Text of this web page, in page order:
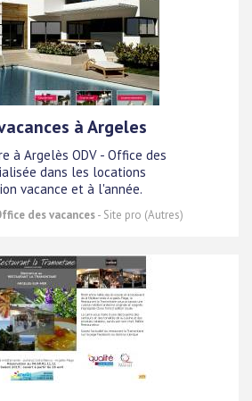
à Argeles
à Argelès ODV - Office des
dans les locations
vacance et à l'année.
des vacances- Site pro (Autres)